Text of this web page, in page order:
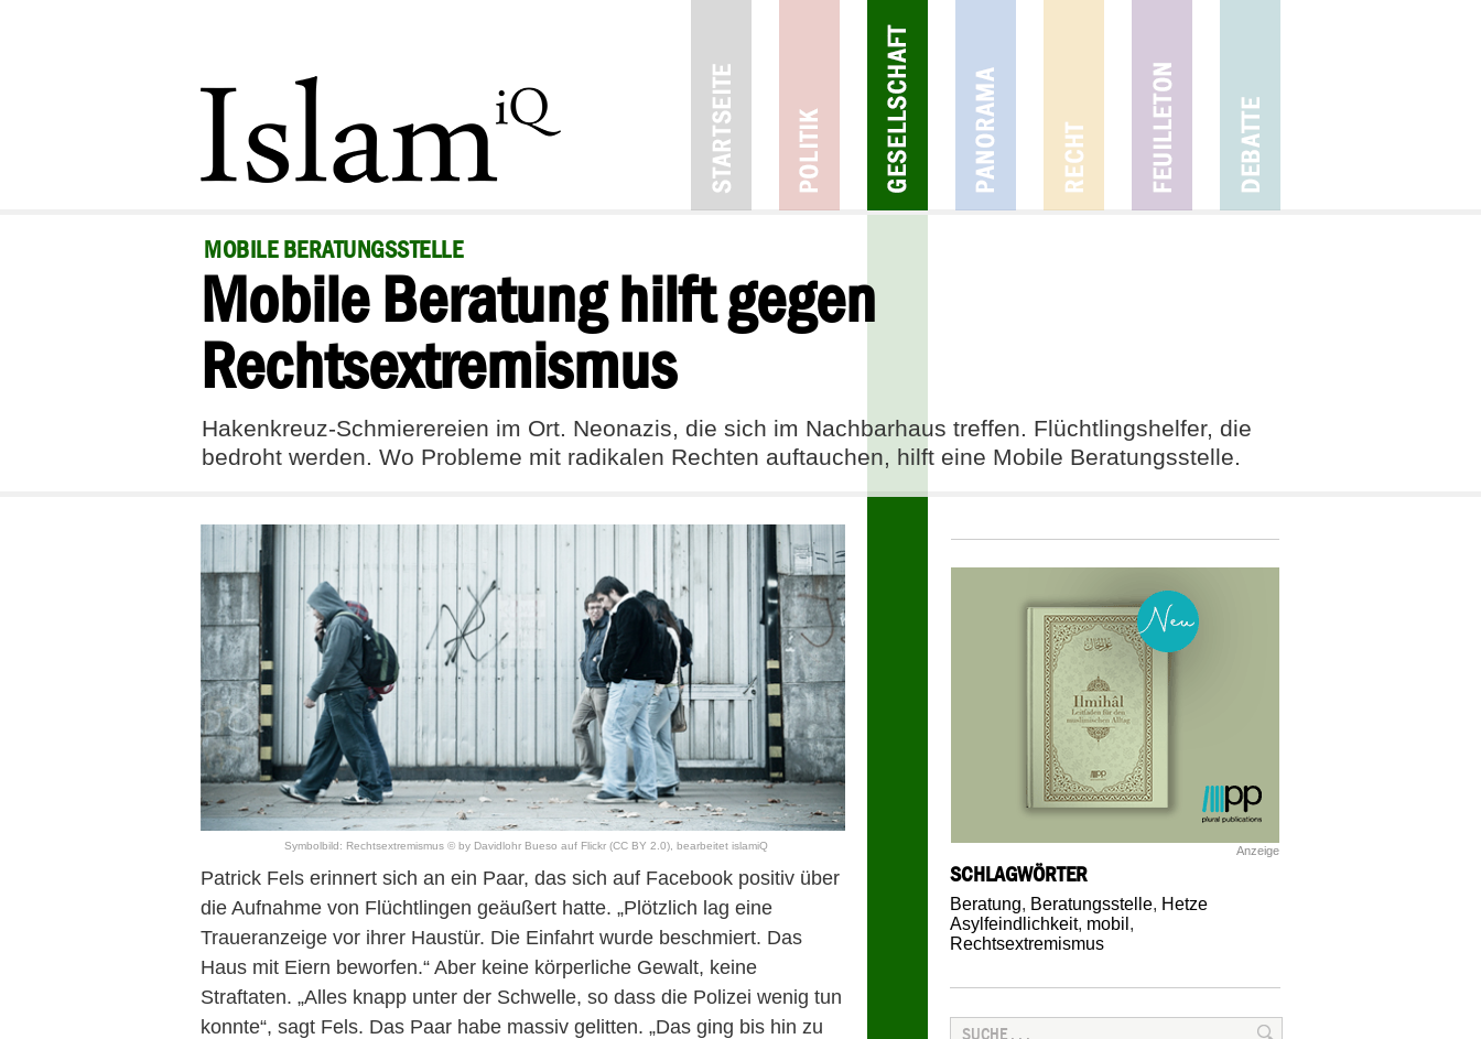
MOBILE BERATUNGSSTELLE
Mobile Beratung hilft gegen
Rechtsextremismus
Hakenkreuz-Schmierereien im Ort. Neonazis, die sich im Nachbarhaus treffen. Flüchtlingshelfer, die
bedroht werden. Wo Probleme mit radikalen Rechten auftauchen, hilft eine Mobile Beratungsstelle.
Symbolbild: Rechtsextremismus © by Davidlohr Bueso auf Flickr (CC BY 2.0), bearbeitet islamiQ
Patrick Fels erinnert sich an ein Paar, das sich auf Facebook positiv über
die Aufnahme von Flüchtlingen geäußert hatte. „Plötzlich lag eine
Traueranzeige vor ihrer Haustür. Die Einfahrt wurde beschmiert. Das
Haus mit Eiern beworfen.“ Aber keine körperliche Gewalt, keine
Straftaten. „Alles knapp unter der Schwelle, so dass die Polizei wenig tun
konnte“, sagt Fels. Das Paar habe massiv gelitten. „Das ging bis hin zu
Anzeige
SCHLAGWÖRTER
Beratung, Beratungsstelle, Hetze
Asylfeindlichkeit, mobil ,
Rechtsextremismus